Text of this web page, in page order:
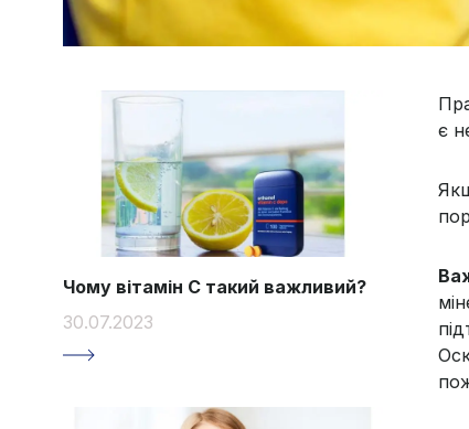
Чому вітамін С такий важливий?
30.07.2023
є